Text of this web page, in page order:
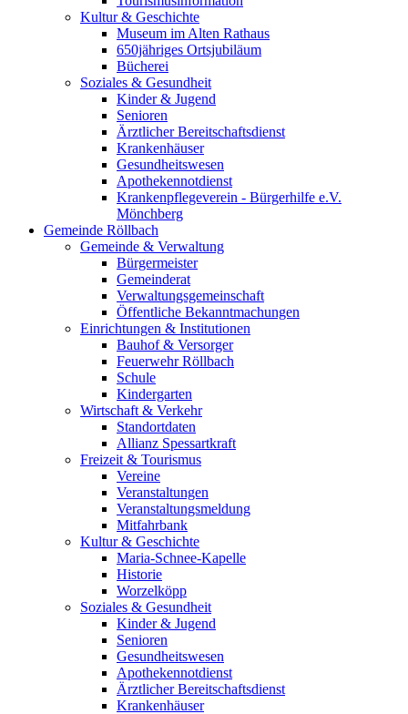
Kultur & Geschichte
Museum im Alten Rathaus
650jähriges Ortsjubiläum
Bücherei
Soziales & Gesundheit
Kinder & Jugend
Senioren
Ärztlicher Bereitschaftsdienst
Krankenhäuser
Gesundheitswesen
Apothekennotdienst
Krankenpflegeverein - Bürgerhilfe e.V.
Mönchberg
Gemeinde Röllbach
Gemeinde & Verwaltung
Bürgermeister
Gemeinderat
Verwaltungsgemeinschaft
Öffentliche Bekanntmachungen
Einrichtungen & Institutionen
Bauhof & Versorger
Feuerwehr Röllbach
Schule
Kindergarten
Wirtschaft & Verkehr
Standortdaten
Allianz Spessartkraft
Freizeit & Tourismus
Vereine
Veranstaltungen
Veranstaltungsmeldung
Mitfahrbank
Kultur & Geschichte
Maria-Schnee-Kapelle
Historie
Worzelköpp
Soziales & Gesundheit
Kinder & Jugend
Senioren
Gesundheitswesen
Apothekennotdienst
Ärztlicher Bereitschaftsdienst
Krankenhäuser